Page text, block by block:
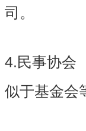
司。
4.民事协会
似于基金会